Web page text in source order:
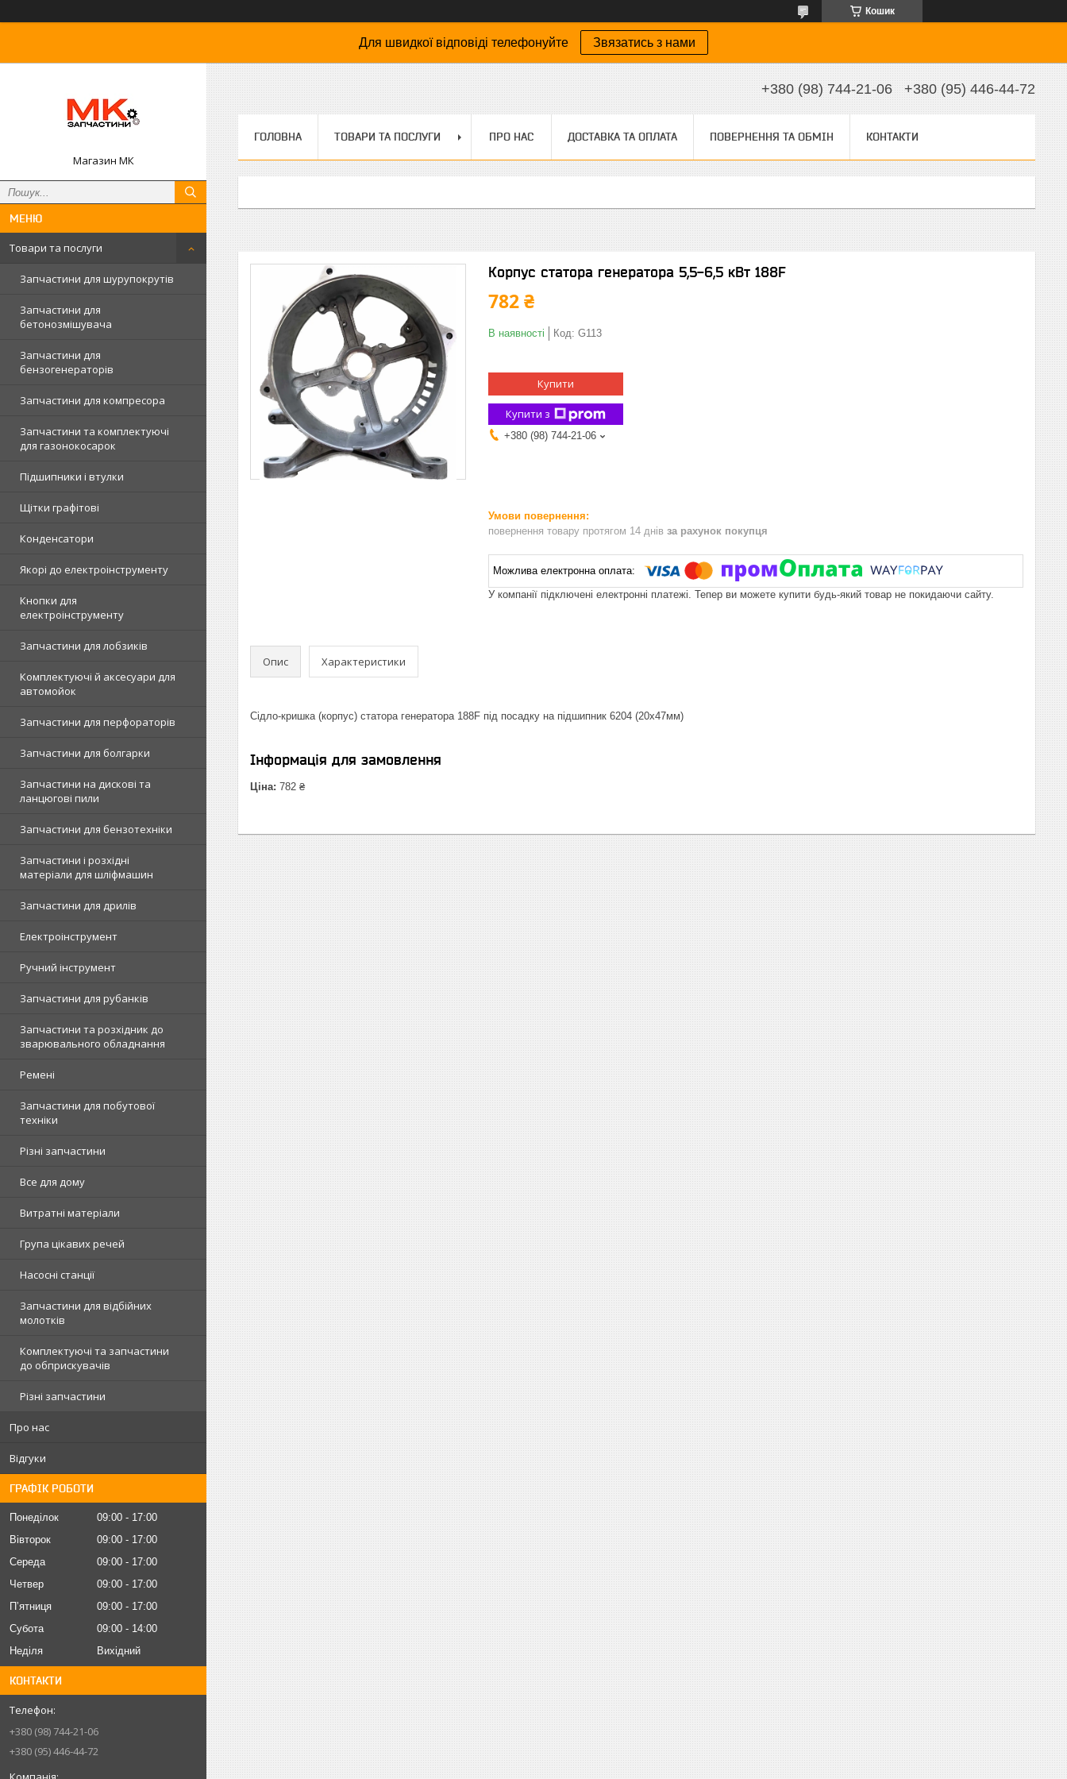
Кошик
Для швидкої відповіді телефонуйте Звязатись з нами
Магазин МК
Товари та послуги
Запчастини для шурупокрутів
Запчастини для
бетонозмішувача
Запчастини для
бензогенераторів
Запчастини для компресора
Запчастини та комплектуючі
для газонокосарок
Підшипники і втулки
Щітки графітові
Конденсатори
Якорі до електроінструменту
Кнопки для
електроінструменту
Запчастини для лобзиків
Комплектуючі й аксесуари для
автомойок
Запчастини для перфораторів
Запчастини для болгарки
Запчастини на дискові та
ланцюгові пили
Запчастини для бензотехніки
Запчастини і розхідні
матеріали для шліфмашин
Запчастини для дрилів
Електроінструмент
Ручний інструмент
Запчастини для рубанків
Запчастини та розхідник до
зварювального обладнання
Ремені
Запчастини для побутової
техніки
Різні запчастини
Все для дому
Витратні матеріали
Група цікавих речей
Насосні станції
Запчастини для відбійних
молотків
Комплектуючі та запчастини
до обприскувачів
Різні запчастини
Про нас
Відгуки
ГРАФІК РОБОТИ
Понеділок 09:00
17:00
Вівторок
09:00
17:00
Середа
09:00
17:00
Четвер
09:00
17:00
Пʼятниця
09:00
17:00
Субота
09:00
14:00
Неділя
Вихідний
КОНТАКТИ
+380 (98) 744-21-06
+380 (95) 446-44-72
+380 (98) 744-21-06 +380 (95) 446-44-72
ГОЛОВНА ТОВАРИ ТА ПОСЛУГИ ПРО НАС ДОСТАВКА ТА ОПЛАТА ПОВЕРНЕННЯ ТА ОБМІН КОНТАКТИ
Корпус статора генератора 5,5-6,5 кВт 188F
782 ₴
В наявності Код: G113
Купити
Купити з
+380 (98) 744-21-06
повернення товару протягом 14 днів за рахунок покупця
У компанії підключені електронні платежі. Тепер ви можете купити будь-який товар не покидаючи сайту.
Опис Характеристики
Сідло-кришка (корпус) статора генератора 188F під посадку на підшипник 6204 (20х47мм)
Інформація для замовлення
Ціна: 782 ₴